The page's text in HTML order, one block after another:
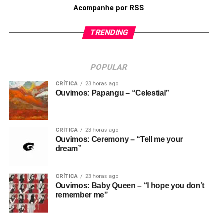
Acompanhe por RSS
TRENDING
POPULAR
CRÍTICA 23 horas ago
Ouvimos: Papangu – “Celestial”
CRÍTICA 23 horas ago
Ouvimos: Ceremony – “Tell me your
dream”
CRÍTICA 23 horas ago
Ouvimos: Baby Queen – “I hope you don’t
remember me”